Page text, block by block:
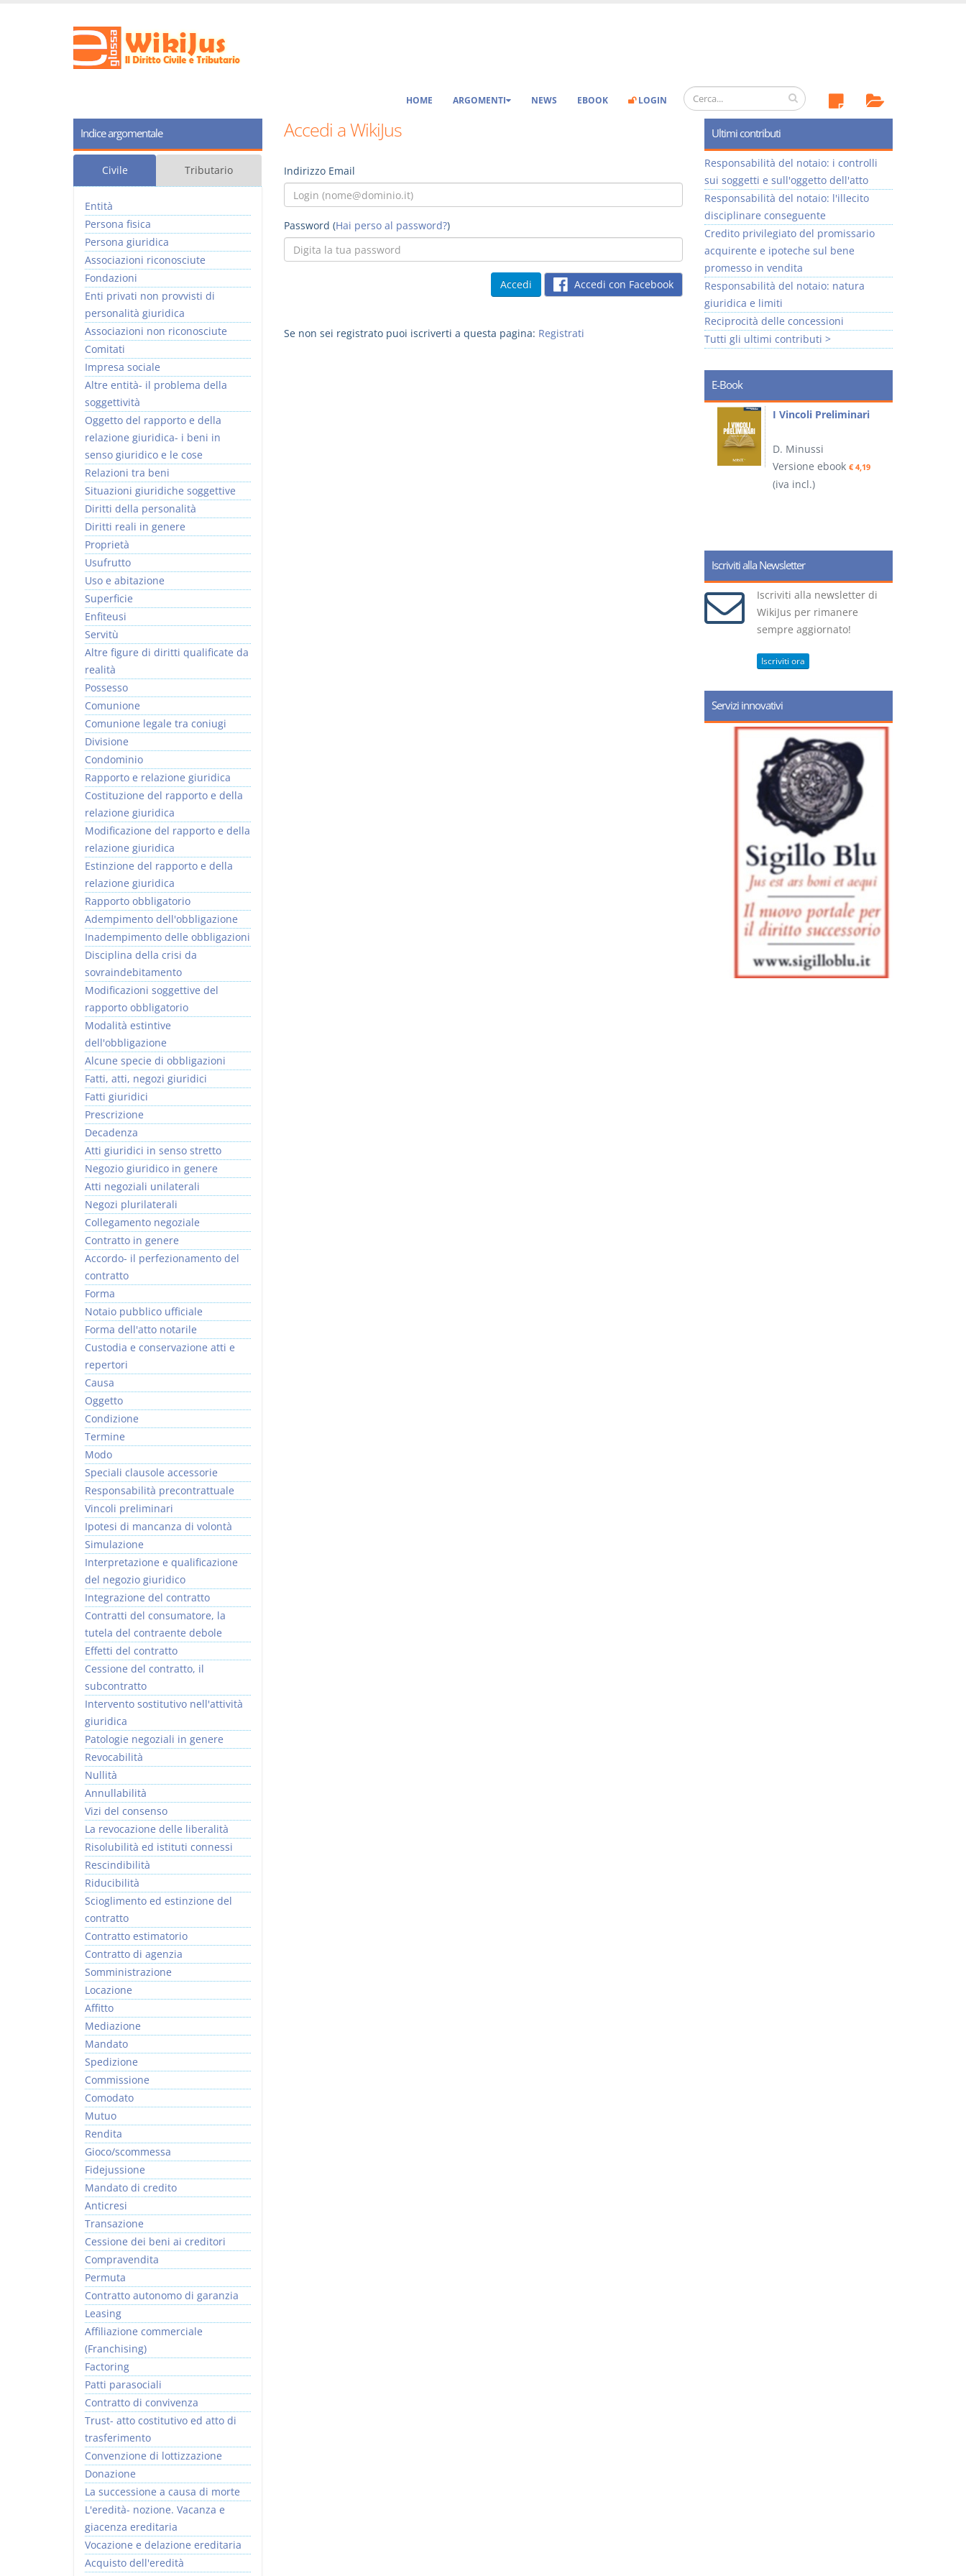
HOME ARGOMENTI NEWS EBOOK LOGIN
Accedi a WikiJus
Indirizzo Email
Password (Hai perso al password?)
Accedi con Facebook
Se non sei registrato puoi iscriverti a questa pagina: Registrati
Indice argomentale
Civile Tributario
Entità
Persona fisica
Persona giuridica
Associazioni riconosciute
Fondazioni
Enti privati non provvisti di
personalità giuridica
Associazioni non riconosciute
Comitati
Impresa sociale
Altre entità- il problema della
soggettività
Oggetto del rapporto e della
relazione giuridica- i beni in
senso giuridico e le cose
Relazioni tra beni
Situazioni giuridiche soggettive
Diritti della personalità
Diritti reali in genere
Proprietà
Usufrutto
Uso e abitazione
Superficie
Enfiteusi
Servitù
Altre figure di diritti qualificate da
realità
Possesso
Comunione
Comunione legale tra coniugi
Divisione
Condominio
Rapporto e relazione giuridica
Costituzione del rapporto e della
relazione giuridica
Modificazione del rapporto e della
relazione giuridica
Estinzione del rapporto e della
relazione giuridica
Rapporto obbligatorio
Adempimento dell'obbligazione
Inadempimento delle obbligazioni
Disciplina della crisi da
sovraindebitamento
Modificazioni soggettive del
rapporto obbligatorio
Modalità estintive
dell'obbligazione
Alcune specie di obbligazioni
Fatti, atti, negozi giuridici
Fatti giuridici
Prescrizione
Decadenza
Atti giuridici in senso stretto
Negozio giuridico in genere
Atti negoziali unilaterali
Negozi plurilaterali
Collegamento negoziale
Contratto in genere
Accordo- il perfezionamento del
contratto
Forma
Notaio pubblico ufficiale
Forma dell'atto notarile
Custodia e conservazione atti e
repertori
Causa
Oggetto
Condizione
Termine
Modo
Speciali clausole accessorie
Responsabilità precontrattuale
Vincoli preliminari
Ipotesi di mancanza di volontà
Simulazione
Interpretazione e qualificazione
del negozio giuridico
Integrazione del contratto
Contratti del consumatore, la
tutela del contraente debole
Effetti del contratto
Cessione del contratto, il
subcontratto
Intervento sostitutivo nell'attività
giuridica
Patologie negoziali in genere
Revocabilità
Nullità
Annullabilità
Vizi del consenso
La revocazione delle liberalità
Risolubilità ed istituti connessi
Rescindibilità
Riducibilità
Scioglimento ed estinzione del
contratto
Contratto estimatorio
Contratto di agenzia
Somministrazione
Locazione
Affitto
Mediazione
Mandato
Spedizione
Commissione
Comodato
Mutuo
Rendita
Gioco/scommessa
Fidejussione
Mandato di credito
Anticresi
Transazione
Cessione dei beni ai creditori
Compravendita
Permuta
Contratto autonomo di garanzia
Leasing
Affiliazione commerciale
(Franchising)
Factoring
Patti parasociali
Contratto di convivenza
Trust- atto costitutivo ed atto di
trasferimento
Convenzione di lottizzazione
Donazione
La successione a causa di morte
L'eredità- nozione. Vacanza e
giacenza ereditaria
Vocazione e delazione ereditaria
Acquisto dell'eredità
Ultimi contributi
Responsabilità del notaio: i controlli
sui soggetti e sull'oggetto dell'atto
Responsabilità del notaio: l'illecito
disciplinare conseguente
Credito privilegiato del promissario
acquirente e ipoteche sul bene
promesso in vendita
Responsabilità del notaio: natura
giuridica e limiti
Reciprocità delle concessioni
Tutti gli ultimi contributi >
E-Book
relazione giuridica
Versione ebook€ 5,99
I Singoli Contratti
D. Minussi
(iva incl.)
I Vincoli Preliminari
D. Minussi
Versione ebook € 4,19
(iva incl.)
Iscriviti alla Newsletter
Iscriviti alla newsletter di
WikiJus per rimanere
sempre aggiornato!
Iscriviti ora
Servizi innovativi